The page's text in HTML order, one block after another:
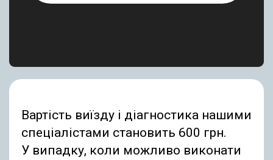
Вартість виїзду і діагностика нашими
спеціалістами становить 600 грн.
У випадку, коли можливо виконати